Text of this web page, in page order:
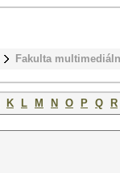
Fakulta
K L M N O P Q
R